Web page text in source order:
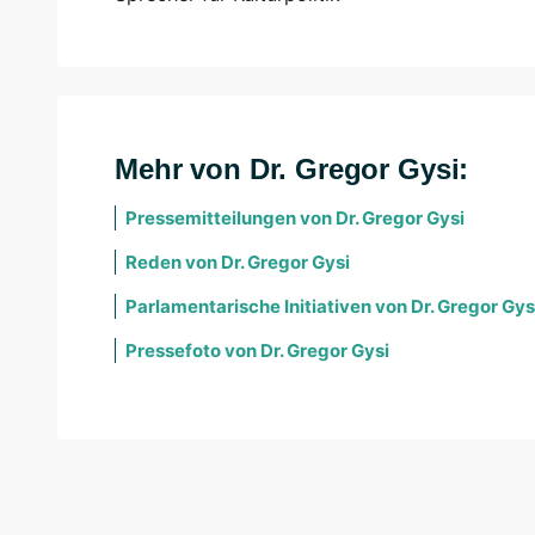
Mehr von Dr. Gregor Gysi:
Pressemitteilungen von Dr. Gregor Gysi
Reden von Dr. Gregor Gysi
Parlamentarische Initiativen von Dr. Gregor
Pressefoto von Dr. Gregor Gysi